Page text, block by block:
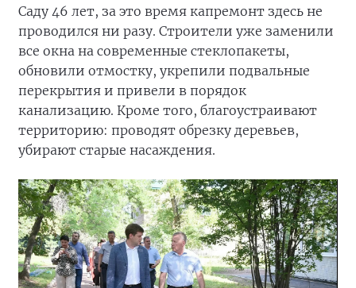
Саду 46 лет, за это время капремонт здесь не
проводился ни разу. Строители уже заменили
все окна на современные стеклопакеты,
обновили отмостку, укрепили подвальные
перекрытия и привели в порядок
канализацию. Кроме того, благоустраивают
территорию: проводят обрезку деревьев,
убирают старые насаждения.